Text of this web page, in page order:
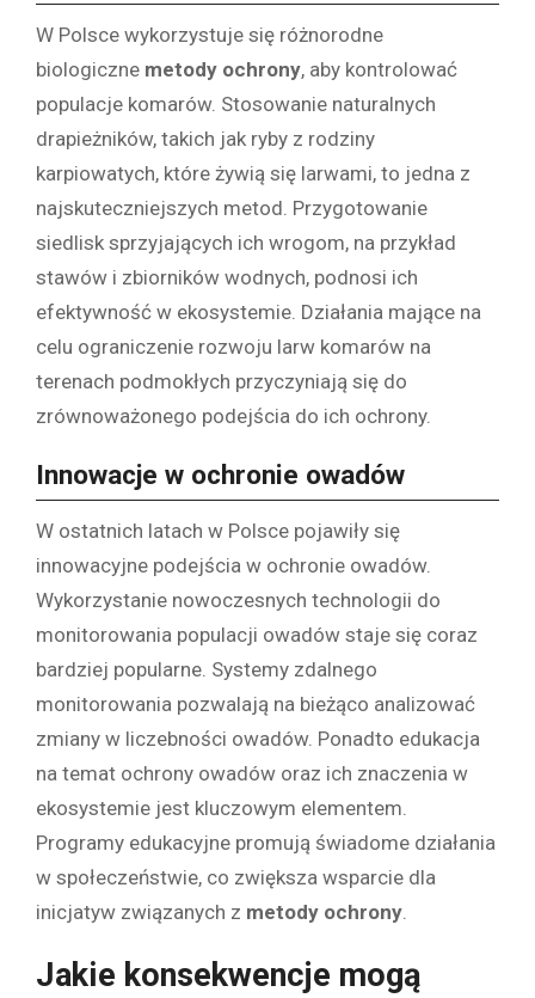
W Polsce wykorzystuje się różnorodne
biologiczne metody ochrony, aby kontrolować
populacje komarów. Stosowanie naturalnych
drapieżników, takich jak ryby z rodziny
karpiowatych, które żywią się larwami, to jedna z
najskuteczniejszych metod. Przygotowanie
siedlisk sprzyjających ich wrogom, na przykład
stawów i zbiorników wodnych, podnosi ich
efektywność w ekosystemie. Działania mające na
celu ograniczenie rozwoju larw komarów na
terenach podmokłych przyczyniają się do
zrównoważonego podejścia do ich ochrony.
Innowacje w ochronie owadów
W ostatnich latach w Polsce pojawiły się
innowacyjne podejścia w ochronie owadów.
Wykorzystanie nowoczesnych technologii do
monitorowania populacji owadów staje się coraz
bardziej popularne. Systemy zdalnego
monitorowania pozwalają na bieżąco analizować
zmiany w liczebności owadów. Ponadto edukacja
na temat ochrony owadów oraz ich znaczenia w
ekosystemie jest kluczowym elementem.
Programy edukacyjne promują świadome działania
w społeczeństwie, co zwiększa wsparcie dla
inicjatyw związanych z metody ochrony.
Jakie konsekwencje mogą